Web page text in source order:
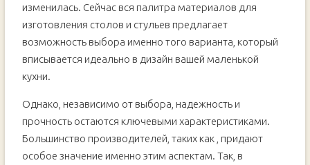
изменилась. Сейчас вся палитра материалов для
изготовления столов и стульев предлагает
возможность выбора именно того варианта, который
вписывается идеально в дизайн вашей маленькой
кухни.
Однако, независимо от выбора, надежность и
прочность остаются ключевыми характеристиками.
Большинство производителей, таких как , придают
особое значение именно этим аспектам. Так, в